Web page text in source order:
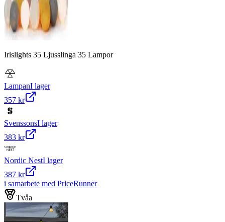
Irislights 35 Ljusslinga 35 Lampor
LampanI lager
357 kr
SvenssonsI lager
383 kr
Nordic NestI lager
387 kr
i samarbete med PriceRunner
Tvåa